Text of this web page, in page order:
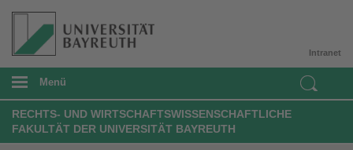
Intranet
Menü
RECHTS- UND WIRTSCHAFTSWISSENSCHAFTLICHE
FAKULTÄT DER UNIVERSITÄT BAYREUTH